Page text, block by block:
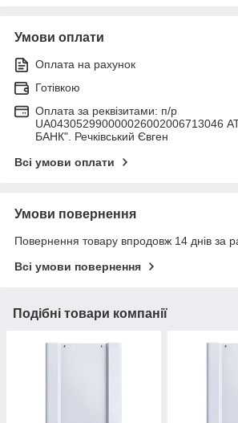
Умови оплати
Оплата на рахунок
Готівкою
Оплата за реквізитами: п/р
UA043052990000026002006713046
БАНК". Речківський Євген
Всі умови оплати
Умови повернення
Повернення товару впродовж 14 днів за
Всі умови повернення
Подібні товари компанії